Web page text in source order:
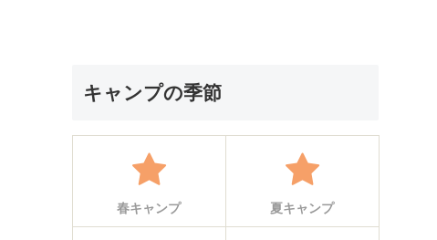
キャンプの季節
春キャンプ 夏キャンプ